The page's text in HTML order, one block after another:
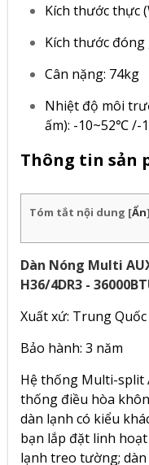
Kích thước thực
Kích thước đóng
Cân nặng: 74kg
Nhiệt độ môi
ấm): -10~52℃ /-
Thông tin sản
Tóm tắt nội dung [Ẩn]
Dàn Nóng Multi
H36/4DR3 -
Xuất xứ: Trung Quốc
Bảo hành: 3 năm
Hệ thống Multi-split
thống điều hòa
dàn lạnh có kiểu
bạn lắp đặt linh
lạnh treo tường;